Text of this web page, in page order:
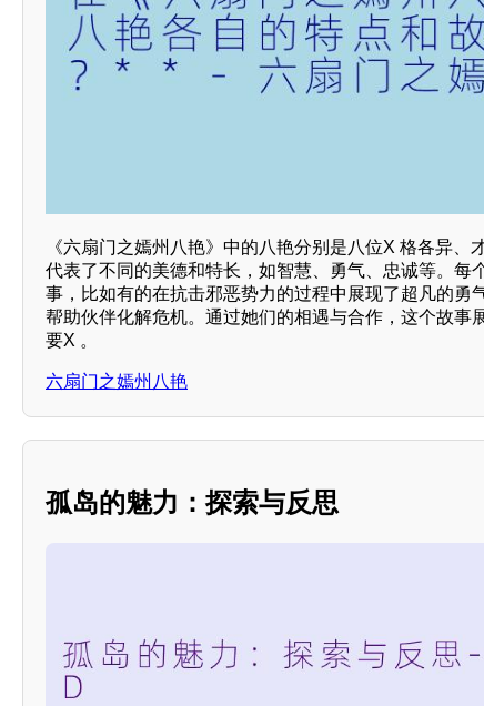
《六扇门之嫣州八艳》中的八艳分别是八位X 格各异、
代表了不同的美德和特长，如智慧、勇气、忠诚等。每
事，比如有的在抗击邪恶势力的过程中展现了超凡的勇
帮助伙伴化解危机。通过她们的相遇与合作，这个故事
要X 。
六扇门之嫣州八艳
孤岛的魅力：探索与反思